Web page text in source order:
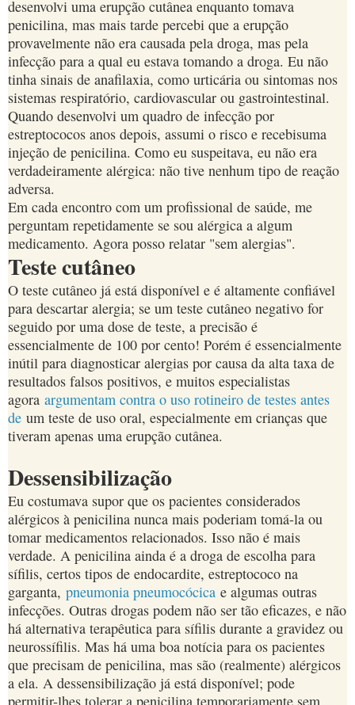
desenvolvi uma erupção cutânea enquanto tomava
penicilina, mas mais tarde percebi que a erupção
provavelmente não era causada pela droga, mas pela
infecção para a qual eu estava tomando a droga. Eu não
tinha sinais de anafilaxia, como urticária ou sintomas nos
sistemas respiratório, cardiovascular ou gastrointestinal.
Quando desenvolvi um quadro de infecção por
estreptococos anos depois, assumi o risco e recebisuma
injeção de penicilina. Como eu suspeitava, eu não era
verdadeiramente alérgica: não tive nenhum tipo de reação
adversa.
Em cada encontro com um profissional de saúde, me
perguntam repetidamente se sou alérgica a algum
medicamento. Agora posso relatar "sem alergias".
Teste cutâneo
O teste cutâneo já está disponível e é altamente confiável
para descartar alergia; se um teste cutâneo negativo for
seguido por uma dose de teste, a precisão é
essencialmente de 100 por cento! Porém é essencialmente
inútil para diagnosticar alergias por causa da alta taxa de
resultados falsos positivos, e muitos especialistas
agora argumentam contra o uso rotineiro de testes antes
de um teste de uso oral, especialmente em crianças que
tiveram apenas uma erupção cutânea.
Dessensibilização
Eu costumava supor que os pacientes considerados
alérgicos à penicilina nunca mais poderiam tomá-la ou
tomar medicamentos relacionados. Isso não é mais
verdade. A penicilina ainda é a droga de escolha para
sífilis, certos tipos de endocardite, estreptococo na
garganta, pneumonia pneumocócica e algumas outras
infecções. Outras drogas podem não ser tão eficazes, e não
há alternativa terapêutica para sífilis durante a gravidez ou
neurossífilis. Mas há uma boa notícia para os pacientes
que precisam de penicilina, mas são (realmente) alérgicos
a ela. A dessensibilização já está disponível; pode
permitir-lhes tolerar a penicilina temporariamente sem